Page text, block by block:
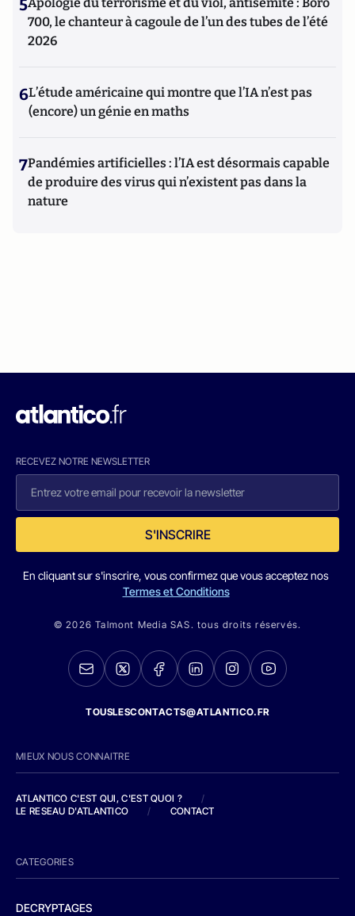
5
700, le chanteur à cagoule de l’un des tubes de l’été
2026
6L’étude américaine qui montre que l’IA n’est pas
(encore) un génie en maths
7Pandémies artificielles : l’IA est désormais capable
de produire des virus qui n’existent pas dans la
nature
RECEVEZ NOTRE NEWSLETTER
S'INSCRIRE
En cliquant sur s'inscrire, vous confirmez que vous acceptez nos
Termes et Conditions
© 2026 Talmont Media SAS. tous droits réservés.
TOUSLESCONTACTS@ATLANTICO.FR
MIEUX NOUS CONNAITRE
ATLANTICO C'EST QUI, C'EST QUOI ?
/
LE RESEAU D'ATLANTICO
/ CONTACT
CATEGORIES
DECRYPTAGES